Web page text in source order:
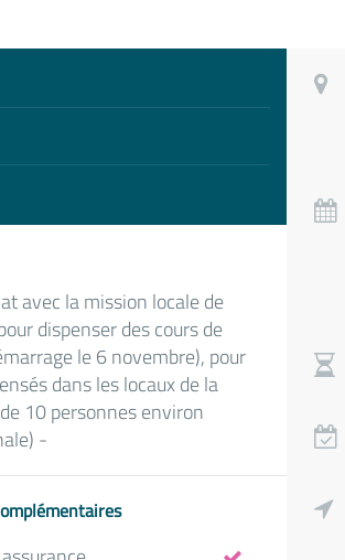
avec la mission locale de
dispenser des cours de
le 6 novembre), pour
dans les locaux de la
10 personnes environ
-